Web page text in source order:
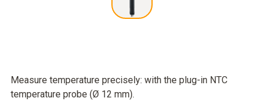
Measure temperature precisely: with the plug-in NTC
temperature probe (Ø 12 mm).